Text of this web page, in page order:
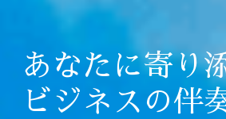
あなたに寄り
ビジネスの伴